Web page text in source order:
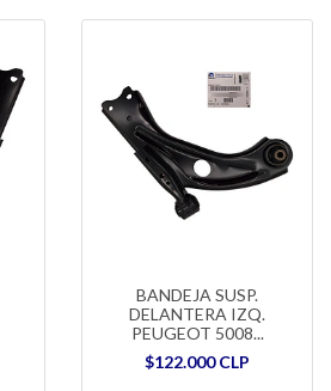
BANDEJA SUSP.
DELANTERA IZQ.
PEUGEOT 5008...
$122.000 CLP